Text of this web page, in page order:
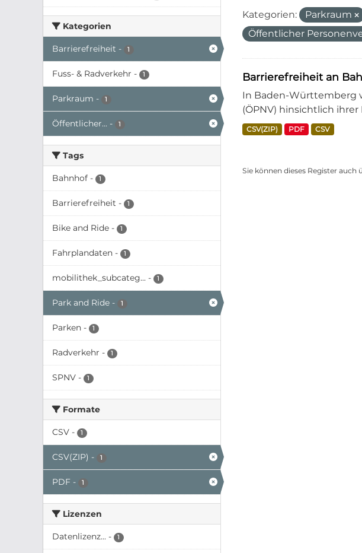
Kategorien
Barrierefreiheit - 1
Fuss- & Radverkehr - 1
Parkraum - 1
Öffentlicher... - 1
Tags
Bahnhof - 1
Barrierefreiheit - 1
Bike and Ride - 1
Fahrplandaten - 1
mobilithek_subcateg... - 1
Park and Ride - 1
Parken - 1
Radverkehr - 1
SPNV - 1
Formate
CSV - 1
CSV(ZIP) - 1
PDF - 1
Lizenzen
Datenlizenz... - 1
Kategorien: Parkraum
Öffentlicher
Barrierefreiheit an
In Baden-Württemberg
(ÖPNV) hinsichtlich
CSV(ZIP) PDF CSV
Sie können dieses Register auch